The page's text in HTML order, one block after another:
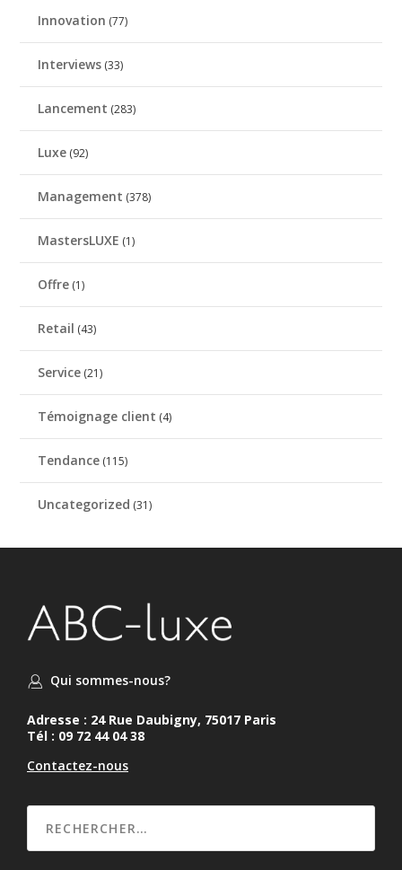
Innovation (77)
Interviews (33)
Lancement (283)
Luxe (92)
Management (378)
MastersLUXE (1)
Offre (1)
Retail (43)
Service (21)
Témoignage client (4)
Tendance (115)
Uncategorized (31)
Qui sommes-nous?
Adresse : 24 Rue Daubigny, 75017 Paris
Tél : 09 72 44 04 38
Contactez-nous